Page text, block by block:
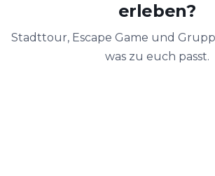
erleben?
Stadttour, Escape Game und
was zu euch passt.